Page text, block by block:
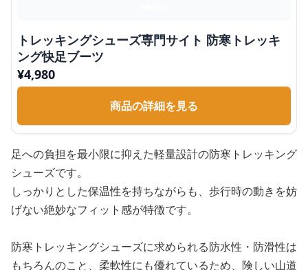
トレッキングシューズ専門サイト 防寒トレッキ
ング快足ブーツ
¥4,980
商品の詳細を見る
足への負担を最小限に抑えた軽量設計の防寒トレッキング
シューズです。
しっかりとした保温性を持ちながらも、歩行時の動きを妨
げない絶妙なフィット感が特徴です。
防寒トレッキングシューズに求められる防水性・防滑性は
もちろんのこと、柔軟性にも優れているため、険しい山道